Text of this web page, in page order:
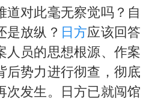
道对此毫无察觉吗？自
是放纵？ 日方应该回答
人员的思想根源、作案
后势力进行彻查，彻底
次发生。日方已就闯馆